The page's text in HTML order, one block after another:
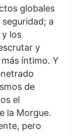
globales
a
los
y
íntimo. Y
de
el
la Morgue.
pero